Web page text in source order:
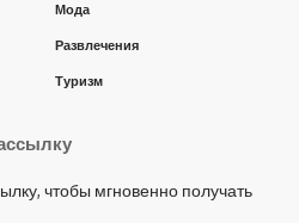
Мода
Развлечения
Туризм
чтобы мгновенно получать